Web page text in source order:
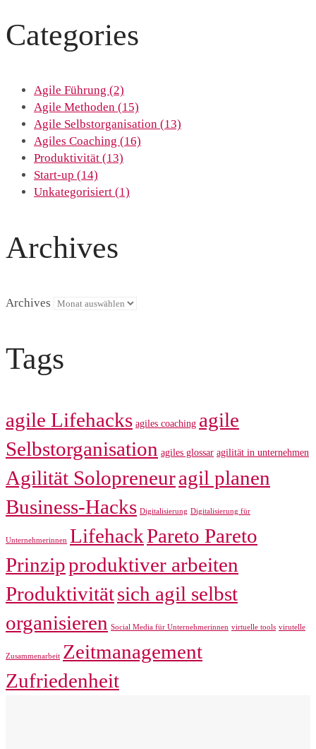
Categories
Agile Führung (2)
Agile Methoden (15)
Agile Selbstorganisation (13)
Agiles Coaching (16)
Produktivität (13)
Start-up (14)
Unkategorisiert (1)
Archives
Archives
Tags
agile Lifehacks agiles coaching agile
Selbstorganisation agiles glossar agilität in unternehmen
Agilität Solopreneuragil planen
Business-Hacks Digitalisierung Digitalisierung für
Unternehmerinnen LifehackPareto Pareto
Prinzipproduktiver arbeiten
Produktivitätsich agil selbst
organisieren Social Media für Unternehmerinnen virtuelle tools virutelle
Zusammenarbeit Zeitmanagement
Zufriedenheit